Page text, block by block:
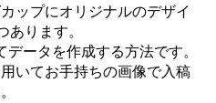
ップにオリジナルのデザイ
ります。
ータを作成する方法です。
いてお手持ちの画像で入稿